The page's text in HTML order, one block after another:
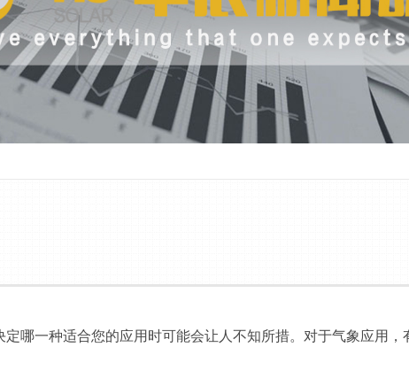
哪一种适合您的应用时可能会让人不知所措。对于气象应用，